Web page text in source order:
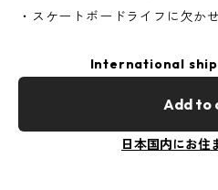
・スケートボードライフに欠か
International
Add to
日本国内にお住